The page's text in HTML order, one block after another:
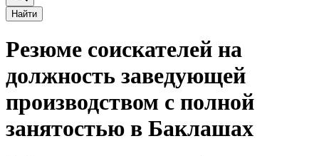
Найти
Резюме соискателей на
должность заведующей
производством с полной
занятостью в Баклашах